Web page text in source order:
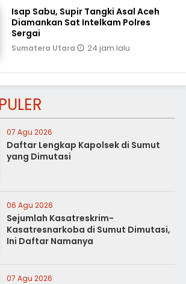
Isap Sabu, Supir Tangki Asal Aceh
Diamankan Sat Intelkam Polres
Sergai
Sumatera Utara 24 jam lalu
07 Agu 2026
Daftar Lengkap Kapolsek di Sumut
yang Dimutasi
06 Agu 2026
Sejumlah Kasatreskrim-
Kasatresnarkoba di Sumut Dimutasi,
Ini Daftar Namanya
07 Agu 2026